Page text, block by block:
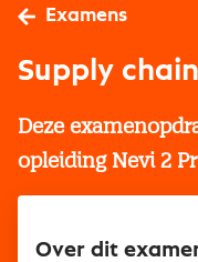
Examens
Supply
Deze
opleiding Nevi 2
Over dit